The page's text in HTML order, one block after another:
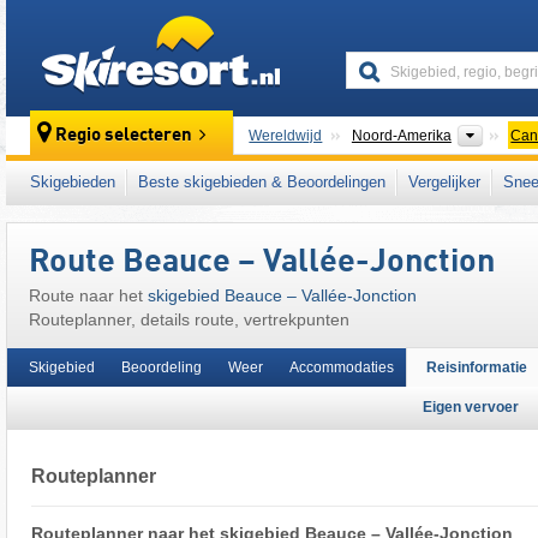
Regio selecteren Wereldwijd Noord-Amerika
Dit skigebied ligt ook in: Notre Dame
Skigebieden Beste skigebieden & Beoordelingen Vergelijker
Route Beauce – Vallée-Jonction
Route naar het skigebied Beauce – Vallée-Jonction
Routeplanner, details route, vertrekpunten
Skigebied Beoordeling Weer Accommodaties Reisinformatie
Eigen vervoer
Routeplanner
Routeplanner naar het skigebied Beauce – Vallée-Jonction